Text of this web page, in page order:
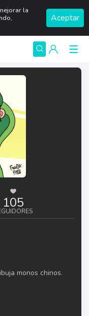
la
Aceptar
105
monos chinos.